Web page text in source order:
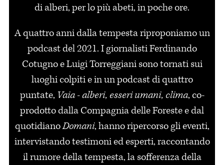
di alberi, per lo più abeti, in poche ore.
A quattro anni dalla tempesta riproponiamo un
podcast del 2021. I giornalisti Ferdinando
Cotugno e Luigi Torreggiani sono tornati sui
luoghi colpiti e in un podcast di quattro
puntate, Vaia - alberi, esseri umani, clima, co-
prodotto dalla Compagnia delle Foreste e dal
quotidianoDomani, hanno ripercorso gli eventi,
intervistando testimoni ed esperti, raccontando
il rumore della tempesta, la sofferenza della